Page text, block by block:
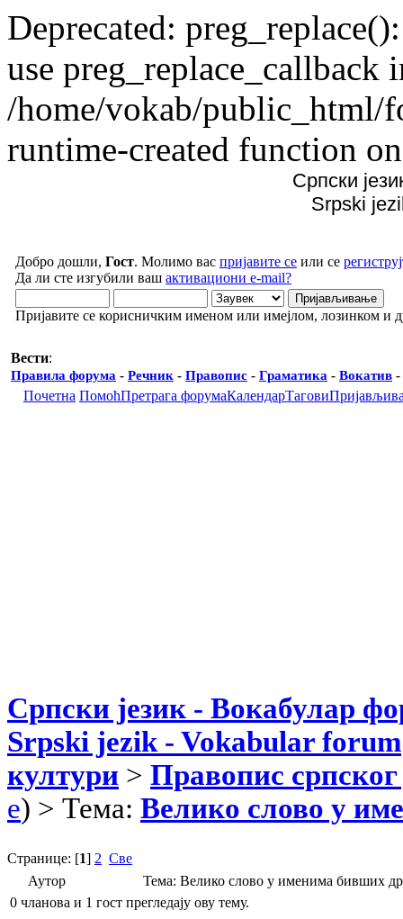
Deprecated:
use preg_replace_callback
/home/vokab/public_html/
runtime-created function
Српски
Srpski
Добро дошли, Гост. Молимо вас пријавите се или се
Да ли сте изгубили ваш активациони e-mail?
Пријавите се корисничким именом или имејлом, лозинком и
Вести:
Правила форума - Речник - Правопис - Граматика - Вокатив -
Почетна ПомоћПретрага форумаКалендарТагови
Српски језик - Вокабулар
Srpski jezik - Vokabular forum
култури > Правопис српског
e) > Тема: Велико слово у
Странице: [1] 2 Све
Аутор
Тема: Велико слово у именима бивших
0 чланова и 1 гост прегледају ову тему.